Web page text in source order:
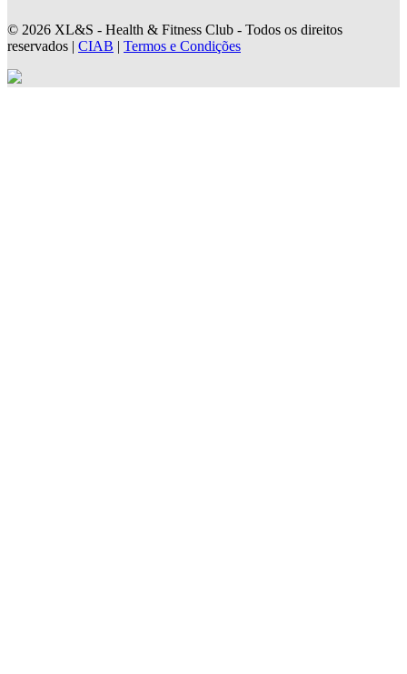
© 2026 XL&S - Health & Fitness Club - Todos os direitos
reservados | CIAB | Termos e Condições